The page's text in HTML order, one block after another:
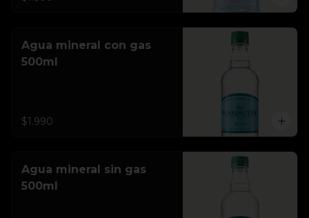
Agua mineral con gas
500ml
$1.990
Agua mineral sin gas
500ml